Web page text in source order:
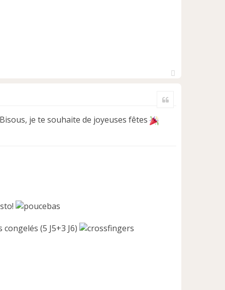
je te souhaite de joyeuses fêtes
(5 J5+3 J6)